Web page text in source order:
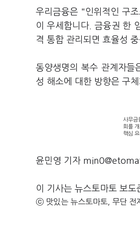
우리금융은 "인위적인 구
이 우세합니다. 금융권 한
격 통합 관리되면 효율성
동양생명의 복수 관계자들
성 해소에 대한 방향은 구
사무금
회를
핵심
윤민영 기자
이 기사는 뉴스토마토 보도
ⓒ 맛있는 뉴스토마토, 무단 전